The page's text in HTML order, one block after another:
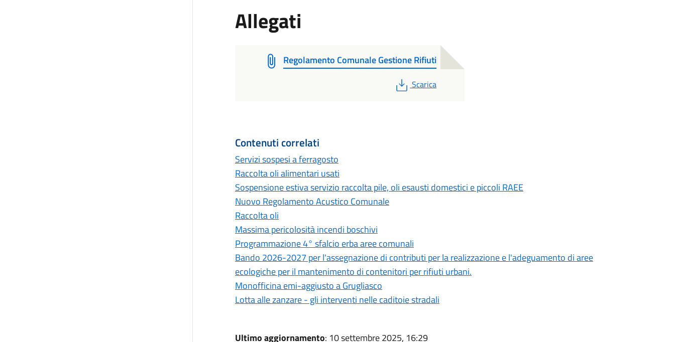
Allegati
Regolamento Comunale Gestione Rifiuti
PDF
Scarica
Contenuti correlati
Servizi sospesi a ferragosto
Raccolta oli alimentari usati
Sospensione estiva servizio raccolta pile, oli esausti domestici e piccoli RAEE
Nuovo Regolamento Acustico Comunale
Raccolta oli
Massima pericolosità incendi boschivi
Programmazione 4° sfalcio erba aree comunali
Bando 2026-2027 per l'assegnazione di contributi per la realizzazione e l'adeguamento di aree
ecologiche per il mantenimento di contenitori per rifiuti urbani.
Monofficina emi-aggiusto a Grugliasco
Lotta alle zanzare - gli interventi nelle caditoie stradali
Ultimo aggiornamento: 10 settembre 2025, 16:29